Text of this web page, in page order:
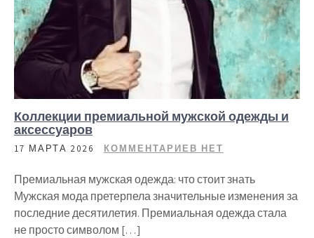
Коллекции премиальной мужской одежды и
аксессуаров
17 МАРТА 2026 КОММЕНТАРИЕВ НЕТ
Премиальная мужская одежда: что стоит знать
Мужская мода претерпела значительные изменения за
последние десятилетия. Премиальная одежда стала
не просто символом […]